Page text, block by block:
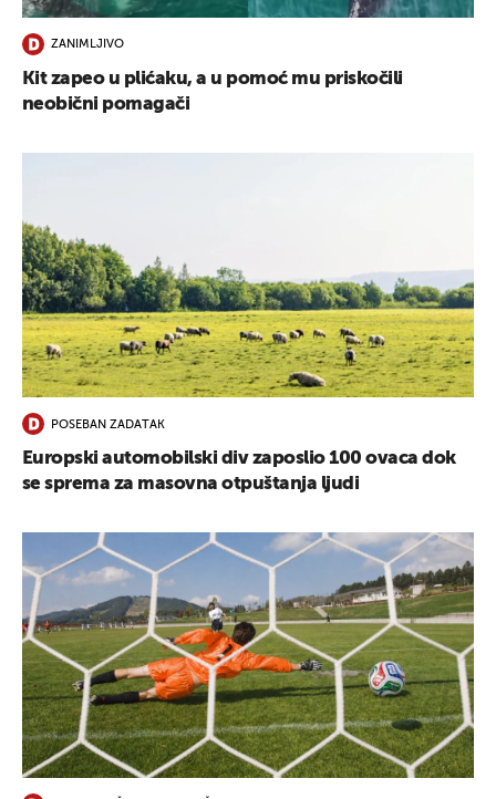
ZANIMLJIVO
Kit zapeo u plićaku, a u pomoć mu priskočili
neobični pomagači
POSEBAN ZADATAK
Europski automobilski div zaposlio 100 ovaca dok
se sprema za masovna otpuštanja ljudi